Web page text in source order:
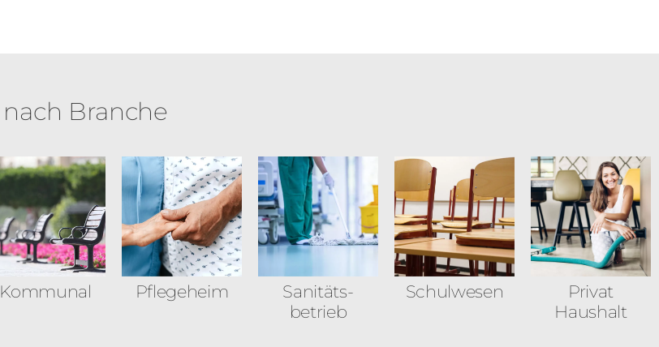
nach Branche
Kommunal Pflegeheim
Sanitäts­
betrieb
Schulwesen
Privat
Haushalt